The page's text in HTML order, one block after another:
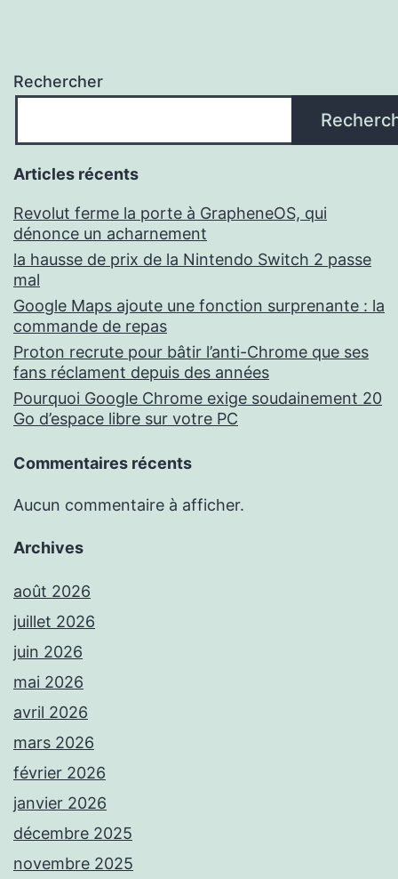
Rechercher
Articles récents
Revolut ferme la porte à GrapheneOS, qui
dénonce un acharnement
la hausse de prix de la Nintendo Switch 2 passe
mal
Google Maps ajoute une fonction surprenante : la
commande de repas
Proton recrute pour bâtir l’anti-Chrome que ses
fans réclament depuis des années
Pourquoi Google Chrome exige soudainement 20
Go d’espace libre sur votre PC
Commentaires récents
Aucun commentaire à afficher.
Archives
août 2026
juillet 2026
juin 2026
mai 2026
avril 2026
mars 2026
février 2026
janvier 2026
décembre 2025
novembre 2025